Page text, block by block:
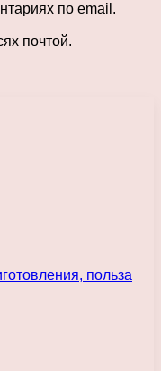
по email.
почтой.
польза